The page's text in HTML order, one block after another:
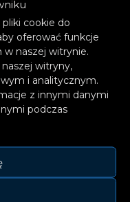
cookie do
oferować funkcje
w naszej witrynie.
witryny,
i analitycznym.
z innymi danymi
podczas
r. przebojowym
wspólnie
środowiska.
dzięki czemu
„Tokyo
On Me”.
przy produkcji